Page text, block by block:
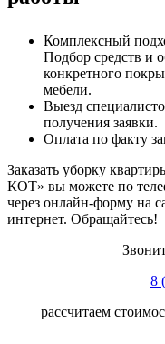
Комплексный
Подбор средств и
конкретного
мебели.
Выезд
получения заявки.
Оплата по факту
Заказать уборку
КОТ» вы можете по
через онлайн-форму на
интернет. Обращайтесь!
8
рассчитаем